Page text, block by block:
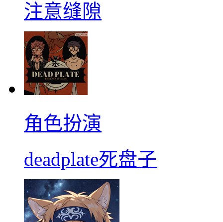
注意缝隙
角色扮演
deadplate死盘子